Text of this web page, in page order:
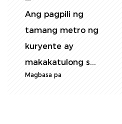
pagkonsumo ng
enerhiya nang
tumpak ay mah...